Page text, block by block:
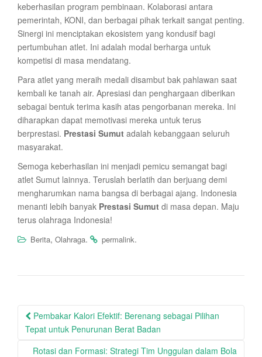
keberhasilan program pembinaan. Kolaborasi antara
pemerintah, KONI, dan berbagai pihak terkait sangat penting.
Sinergi ini menciptakan ekosistem yang kondusif bagi
pertumbuhan atlet. Ini adalah modal berharga untuk
kompetisi di masa mendatang.
Para atlet yang meraih medali disambut bak pahlawan saat
kembali ke tanah air. Apresiasi dan penghargaan diberikan
sebagai bentuk terima kasih atas pengorbanan mereka. Ini
diharapkan dapat memotivasi mereka untuk terus
berprestasi. Prestasi Sumut adalah kebanggaan seluruh
masyarakat.
Semoga keberhasilan ini menjadi pemicu semangat bagi
atlet Sumut lainnya. Teruslah berlatih dan berjuang demi
mengharumkan nama bangsa di berbagai ajang. Indonesia
menanti lebih banyak Prestasi Sumut di masa depan. Maju
terus olahraga Indonesia!
Berita, Olahraga. permalink.
Post
navigation
Pembakar Kalori Efektif: Berenang sebagai Pilihan
Tepat untuk Penurunan Berat Badan
Rotasi dan Formasi: Strategi Tim Unggulan dalam Bola